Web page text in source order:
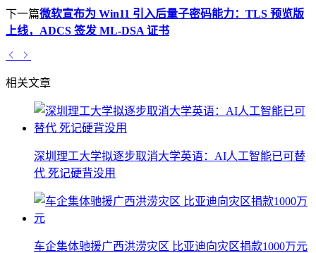
下一篇微软宣布为 Win11 引入后量子密码能力：TLS 预览版
上线，ADCS 签发 ML-DSA 证书
相关文章
深圳理工大学拟逐步取消大学英语：AI人工智能已可替
代 死记硬背没用
车企集体驰援广西洪涝灾区 比亚迪向灾区捐款1000万元